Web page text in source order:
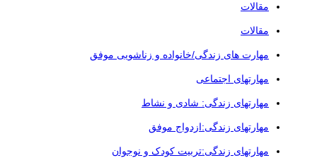
مقالات
مقالات
مهارت های زندگی/خانواده و زناشویی موفق
مهارتهای اجتماعی
مهارتهای زندگی: شادی و نشاط
مهارتهای زندگی:ازدواج موفق
مهارتهای زندگی:تربیت کودک و نوجوان